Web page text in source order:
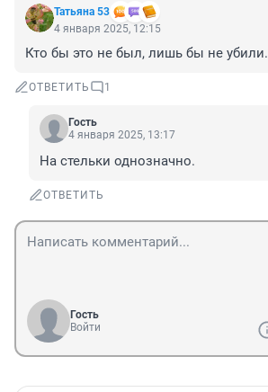
Татьяна 53
4 января 2025, 12:15
Кто бы это не был, лишь бы не убили.
ОТВЕТИТЬ 1
Гость
4 января 2025, 13:17
На стельки однозначно.
ОТВЕТИТЬ
Гость
Войти